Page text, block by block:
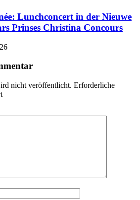
Lunchconcert in der Nieuwe
Prinses Christina Concours
nicht veröffentlicht. Erforderliche